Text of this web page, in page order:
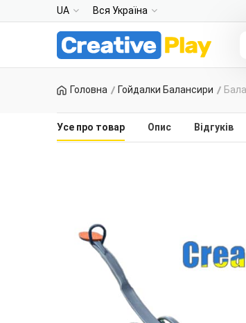
UA Вся Україна
Головна Гойдалки Балансири
Усе про товар Опис Відгуків